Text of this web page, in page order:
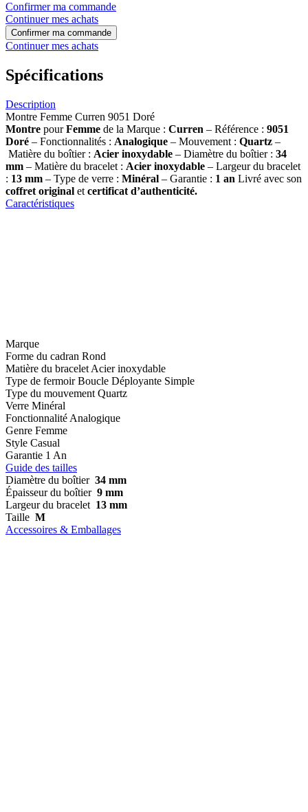
Confirmer ma commande
Continuer mes achats
Confirmer ma commande
Continuer mes achats
Spécifications
Description
Montre Femme Curren 9051 Doré
Montre pourFemme de la Marque : Curren – Référence : 9051
Doré – Fonctionnalités : Analogique – Mouvement : Quartz –
Matière du boîtier : Acier inoxydable – Diamètre du boîtier : 34
mm – Matière du bracelet : Acier inoxydable – Largeur du bracelet
: 13 mm – Type de verre : Minéral – Garantie : 1 an Livré avec son
coffret original et certificat d’authenticité.
Caractéristiques
Marque
Forme du cadran Rond
Matière du bracelet Acier inoxydable
Type de fermoir Boucle Déployante Simple
Type du mouvement Quartz
Verre Minéral
Fonctionnalité Analogique
Genre Femme
Style Casual
Garantie 1 An
Guide des tailles
Diamètre du boîtier 34 mm
Épaisseur du boîtier 9 mm
Largeur du bracelet 13 mm
Taille M
Accessoires & Emballages